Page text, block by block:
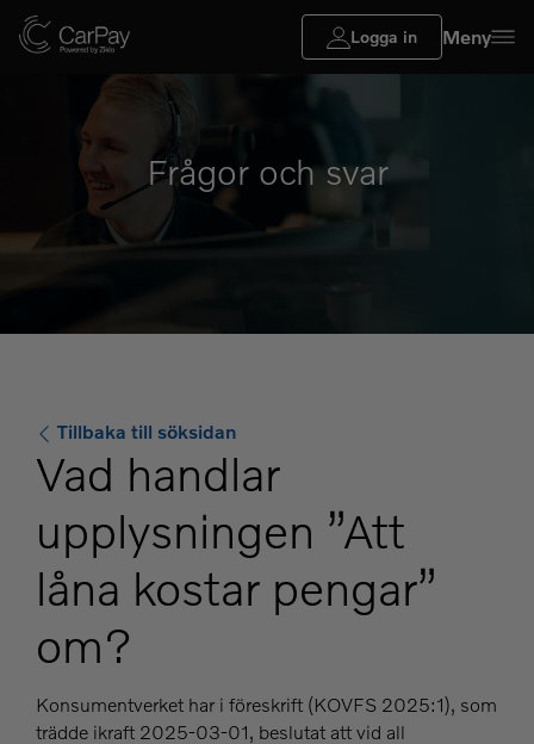
Logga in Meny
Frågor och svar
Tillbaka till söksidan
Vad handlar
upplysningen ”Att
låna kostar pengar”
om?
Konsumentverket har i föreskrift (KOVFS 2025:1), som
trädde ikraft 2025-03-01, beslutat att vid all